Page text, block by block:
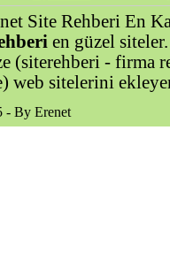
Site Rehberi En
en güzel
(siterehberi - firma
web sitelerini
- By Erenet